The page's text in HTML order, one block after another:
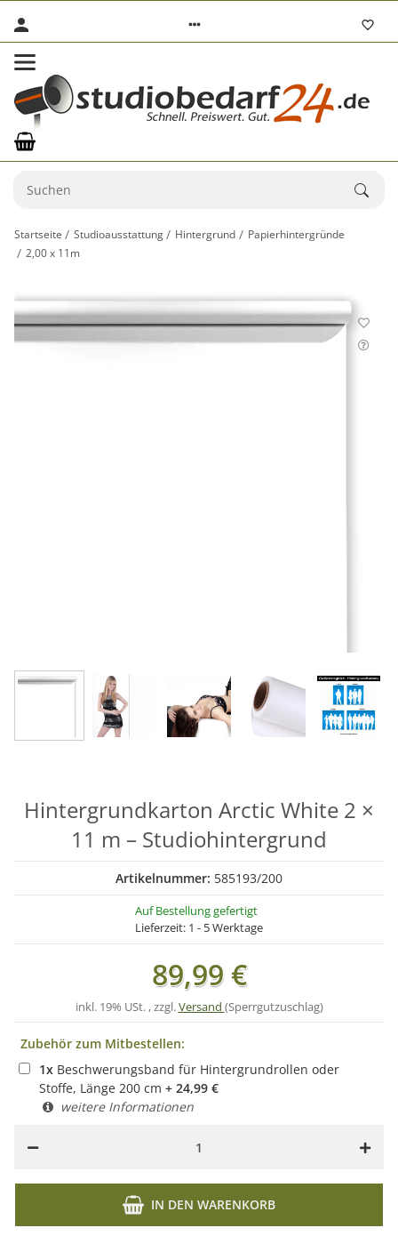
Startseite Studioausstattung Hintergrund
Papierhintergründe
2,00 x 11m
Hintergrundkarton Arctic White 2 ×
11 m – Studiohintergrund
Artikelnummer: 585193/200
Auf Bestellung gefertigt
Lieferzeit: 1 - 5 Werktage
89,99 €
inkl. 19% USt. , zzgl.Versand (Sperrgutzuschlag)
Zubehör zum Mitbestellen:
1x Beschwerungsband für Hintergrundrollen oder
Stoffe, Länge 200 cm + 24,99 €
weitere Informationen
IN DEN WARENKORB